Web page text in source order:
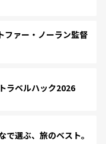
ァー・ノーラン監督
ラベルハック2026
選ぶ、旅のベスト。